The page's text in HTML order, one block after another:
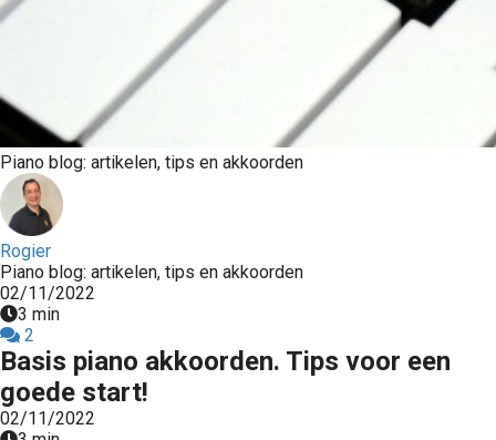
Piano blog: artikelen, tips en akkoorden
Rogier
Piano blog: artikelen, tips en akkoorden
02/11/2022
3 min
2
Basis piano akkoorden. Tips voor een
goede start!
02/11/2022